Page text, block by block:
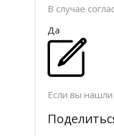
В случае
Да
Если вы